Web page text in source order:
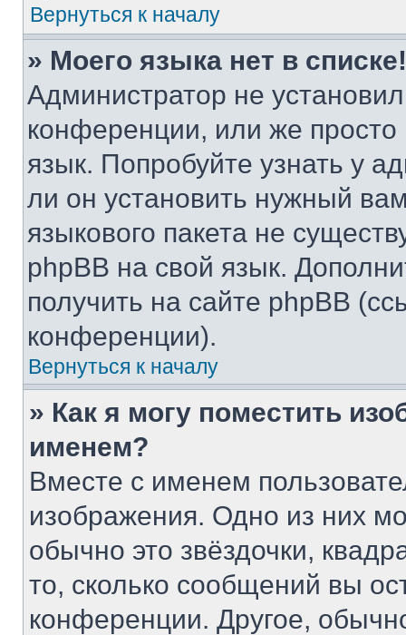
Вернуться к началу
» Моего языка нет в списке!
Администратор не
конференции, или же
язык. Попробуйте узнать у
ли он установить нужный
языкового пакета не
phpBB на свой язык.
получить на сайте phpBB
конференции).
Вернуться к началу
» Как я могу поместить
именем?
Вместе с именем
изображения. Одно из них
обычно это звёздочки,
то, сколько сообщений вы
конференции. Другое,